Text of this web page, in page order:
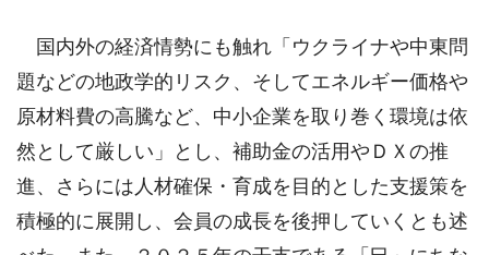
国内外の経済情勢にも触れ「ウクライナや中東問
題などの地政学的リスク、そしてエネルギー価格や
原材料費の高騰など、中小企業を取り巻く環境は依
然として厳しい」とし、補助金の活用やＤＸの推
進、さらには人材確保・育成を目的とした支援策を
積極的に展開し、会員の成長を後押していくとも述